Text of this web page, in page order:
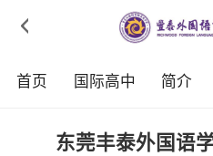

首页 国际高中 简介
东莞丰泰外国语